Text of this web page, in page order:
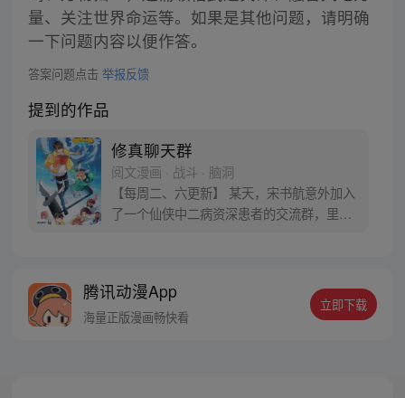
量、关注世界命运等。如果是其他问题，请明确
一下问题内容以便作答。
答案问题点击 举报反馈
提到的作品
修真聊天群
阅文漫画 · 战斗 · 脑洞
【每周二、六更新】 某天，宋书航意外加入
了一个仙侠中二病资深患者的交流群，里面
丹、闯秘境、炼功经验啥的。 突然有一天，
潜水良久的他发现……群里每一个群员竟然
腾讯动漫App
海量正版漫画畅快看
立即下载